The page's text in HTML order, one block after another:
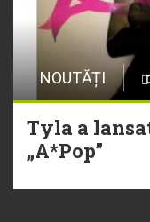
NOUTĂȚI
Tyla a
„A*Pop”